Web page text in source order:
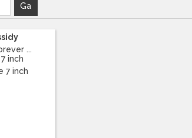
Ga
...
inch